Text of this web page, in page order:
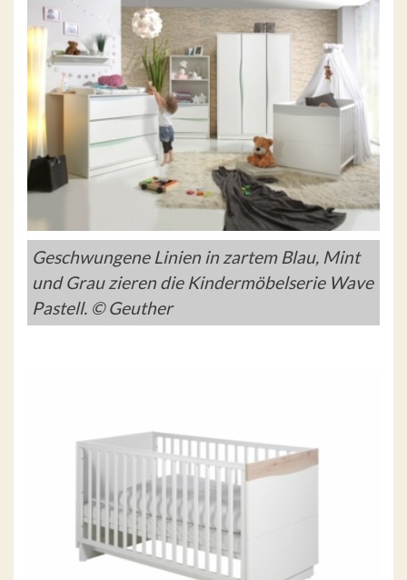
Geschwungene Linien in zartem Blau, Mint
und Grau zieren die Kindermöbelserie Wave
Pastell. © Geuther